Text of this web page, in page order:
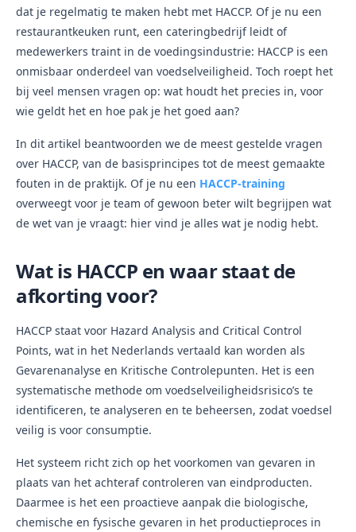
dat je regelmatig te maken hebt met HACCP. Of je nu een
restaurantkeuken runt, een cateringbedrijf leidt of
medewerkers traint in de voedingsindustrie: HACCP is een
onmisbaar onderdeel van voedselveiligheid. Toch roept het
bij veel mensen vragen op: wat houdt het precies in, voor
wie geldt het en hoe pak je het goed aan?
In dit artikel beantwoorden we de meest gestelde vragen
over HACCP, van de basisprincipes tot de meest gemaakte
fouten in de praktijk. Of je nu een HACCP-training
overweegt voor je team of gewoon beter wilt begrijpen wat
de wet van je vraagt: hier vind je alles wat je nodig hebt.
Wat is HACCP en waar staat de
afkorting voor?
HACCP staat voor Hazard Analysis and Critical Control
Points, wat in het Nederlands vertaald kan worden als
Gevarenanalyse en Kritische Controlepunten. Het is een
systematische methode om voedselveiligheidsrisico’s te
identificeren, te analyseren en te beheersen, zodat voedsel
veilig is voor consumptie.
Het systeem richt zich op het voorkomen van gevaren in
plaats van het achteraf controleren van eindproducten.
Daarmee is het een proactieve aanpak die biologische,
chemische en fysische gevaren in het productieproces in